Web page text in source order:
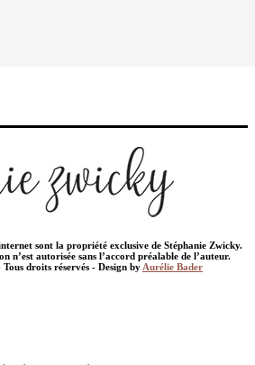
sont la propriété exclusive de Stéphanie Zwicky.
n’est autorisée sans l’accord préalable de l’auteur.
droits réservés - Design by Aurélie Bader